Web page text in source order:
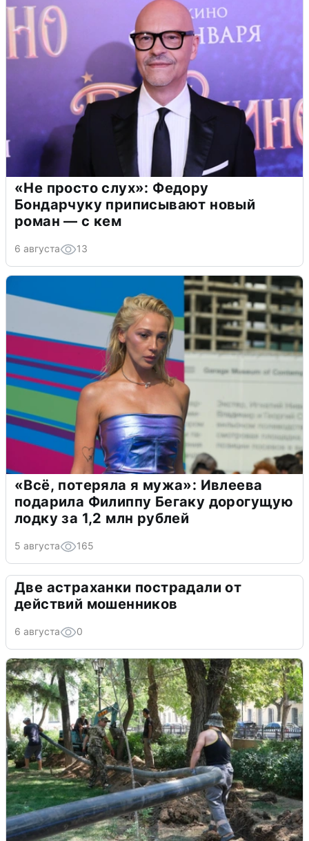
«Не просто слух»: Федору
Бондарчуку приписывают новый
роман — с кем
6 августа 13
«Всё, потеряла я мужа»: Ивлеева
подарила Филиппу Бегаку дорогущую
лодку за 1,2 млн рублей
5 августа 165
Две астраханки пострадали от
действий мошенников
6 августа 0